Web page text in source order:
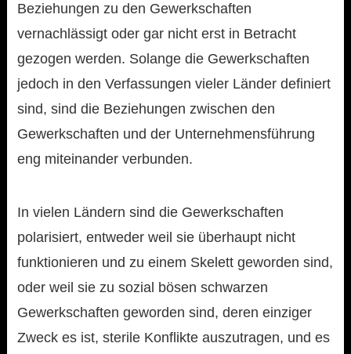
Beziehungen zu den Gewerkschaften
vernachlässigt oder gar nicht erst in Betracht
gezogen werden. Solange die Gewerkschaften
jedoch in den Verfassungen vieler Länder definiert
sind, sind die Beziehungen zwischen den
Gewerkschaften und der Unternehmensführung
eng miteinander verbunden.
In vielen Ländern sind die Gewerkschaften
polarisiert, entweder weil sie überhaupt nicht
funktionieren und zu einem Skelett geworden sind,
oder weil sie zu sozial bösen schwarzen
Gewerkschaften geworden sind, deren einziger
Zweck es ist, sterile Konflikte auszutragen, und es